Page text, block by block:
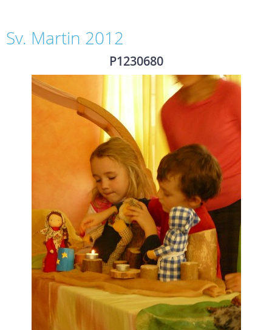
Sv. Martin 2012
P1230680